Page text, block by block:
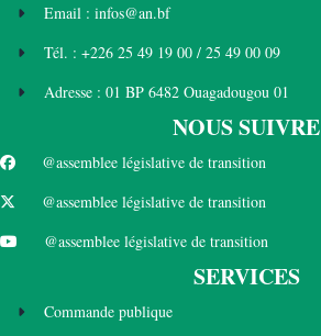
Email : infos@an.bf
Tél. : +226 25 49 19 00 / 25 49 00 09
Adresse : 01 BP 6482 Ouagadougou 01
NOUS SUIVRE
@assemblee législative de transition
@assemblee législative de transition
@assemblee législative de transition
SERVICES
Commande publique